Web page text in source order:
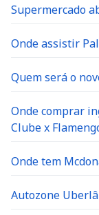
Supermercado
Onde assistir
Quem será o
Onde comprar
Clube x
Onde tem
Autozone